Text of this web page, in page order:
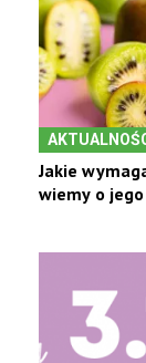
Jakie
wiemy o